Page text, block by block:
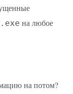
на любое
на потом?